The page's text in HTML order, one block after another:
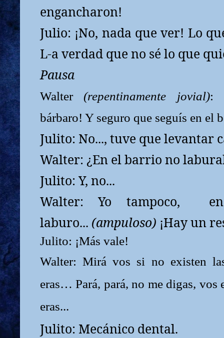
engancharon!
Julio: ¡No, nada que ver! Lo
L-a verdad que no sé lo que
Pausa
Walter (repentinamente jovial):
bárbaro! Y seguro que seguís en el
Julito: No..., tuve que levantar
Walter: ¿En el barrio no
Julito: Y, no...
Walter: Yo tampoco,
laburo... (ampuloso) ¡Hay un
Julito: ¡Más vale!
Walter: Mirá vos si no existen
eras… Pará, pará, no me digas,
eras...
Julito: Mecánico dental.